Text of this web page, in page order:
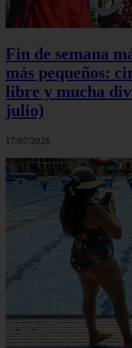
Fin de semana
más pequeños:
libre y mucha
julio)
17/07/2026